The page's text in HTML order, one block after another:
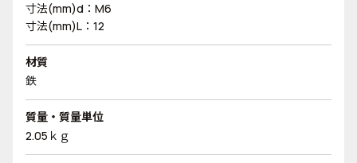
寸法(mm)d：M6
寸法(mm)L：12
材質
鉄
質量・質量単位
2.05ｋｇ